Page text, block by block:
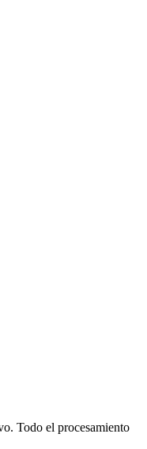
Todo el procesamiento